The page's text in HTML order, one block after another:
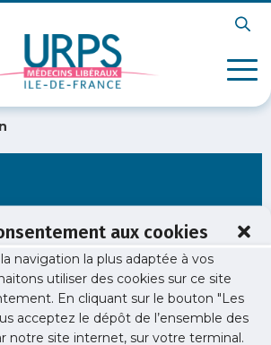
aux cookies
navigation la plus adaptée à vos
utiliser des cookies sur ce site
En cliquant sur le bouton "Les
acceptez le dépôt de l’ensemble des
notre site internet, sur votre terminal.
www.urps-med-
nutrition-cancer-avant-pendant-et-